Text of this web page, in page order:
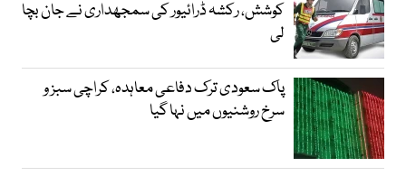
کوشش، رکشہ ڈرائیور کی سمجھداری نے جان بچا
لی
پاک سعودی ترک دفاعی معاہدہ، کراچی سبز و
سرخ روشنیوں میں نہا گیا